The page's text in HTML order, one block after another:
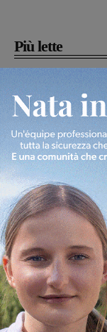
Più lette
Figline Incisa
Piscina di
Pnrr, il
Cronaca 4 Agosto
Un anno fa
Gianni,
processo, lo
Cronaca 3 Agosto
Scomparso
Fiorentino
Levane nel